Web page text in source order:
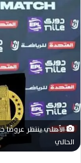
ي
د
ا
ل
ك
ت
ر
و
الأهلي ينتظر عروضًا
الحالي